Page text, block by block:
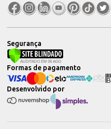
Segurança
Desenvolvido por
Formas de pagamento